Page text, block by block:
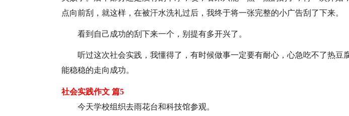
点向前刮，就这样，在被汗水洗礼过后，我终于将一张完整的小广告刮了下来。
看到自己成功的刮下来一个，别提有多开兴了。
听过这次社会实践，我懂得了，有时候做事一定要有耐心，心急吃不了热豆
能稳稳的走向成功。
社会实践作文 篇5
今天学校组织去雨花台和科技馆参观。